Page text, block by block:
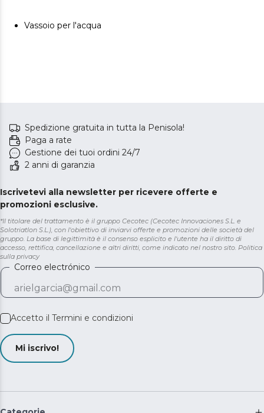
Vassoio per l'acqua
Spedizione gratuita in tutta la Penisola!
Paga a rate
Gestione dei tuoi ordini 24/7
2 anni di garanzia
Iscrivetevi alla newsletter per ricevere offerte e
promozioni esclusive.
*Il titolare del trattamento è il gruppo Cecotec (Cecotec Innovaciones S.L. e
Solotriatlon S.L.), con l'obiettivo di inviarvi offerte e promozioni delle società del
gruppo. La base di legittimità è il consenso esplicito e l'utente ha il diritto di
accesso, rettifica, cancellazione e altri diritti, come indicato nel nostro sito. Politica
sulla privacy
Correo electrónico
Accetto il Termini e condizioni
Mi iscrivo!